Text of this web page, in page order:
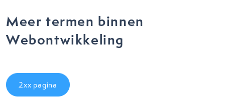
Meer termen binnen
Webontwikkeling
2xx pagina